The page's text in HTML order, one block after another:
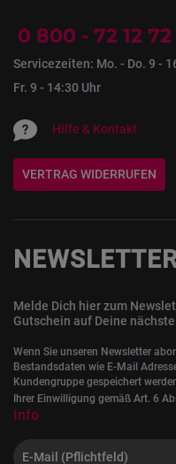
0 800 - 72 12 72
Servicezeiten: Mo. - Do. 9 -
Fr. 9 - 14:30 Uhr
Hilfe & Kontakt
VERTRAG WIDERRUFEN
Melde Dich hier zum
Gutschein auf Deine
Wenn Sie unseren Newsletter
Bestandsdaten wie E-Mail
Kundengruppe gespeichert
Ihrer Einwilligung gemäß Art. 6
Info